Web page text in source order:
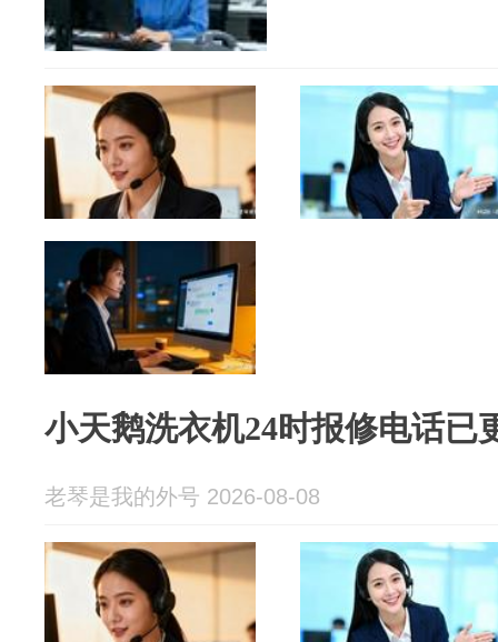
小天鹅洗衣机24时报修电话已
老琴是我的外号 2026-08-08